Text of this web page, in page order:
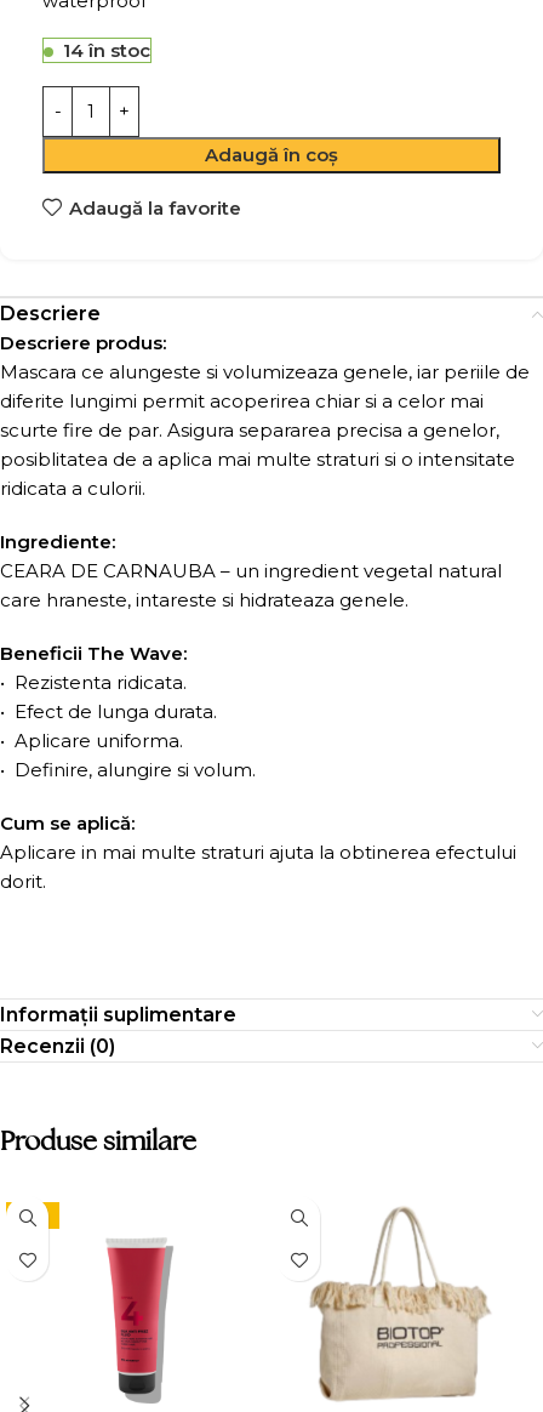
14 în stoc
Adaugă în coș
Adaugă la favorite
Descriere
Descriere produs:
Mascara ce alungeste si volumizeaza genele, iar periile de
diferite lungimi permit acoperirea chiar si a celor mai
scurte fire de par. Asigura separarea precisa a genelor,
posiblitatea de a aplica mai multe straturi si o intensitate
ridicata a culorii.
Ingrediente:
CEARA DE CARNAUBA – un ingredient vegetal natural
care hraneste, intareste si hidrateaza genele.
Beneficii The Wave:
• Rezistenta ridicata.
• Efect de lunga durata.
• Aplicare uniforma.
• Definire, alungire si volum.
Cum se aplică:
Aplicare in mai multe straturi ajuta la obtinerea efectului
dorit.
Informații suplimentare
Recenzii (0)
Produse similare
-15%